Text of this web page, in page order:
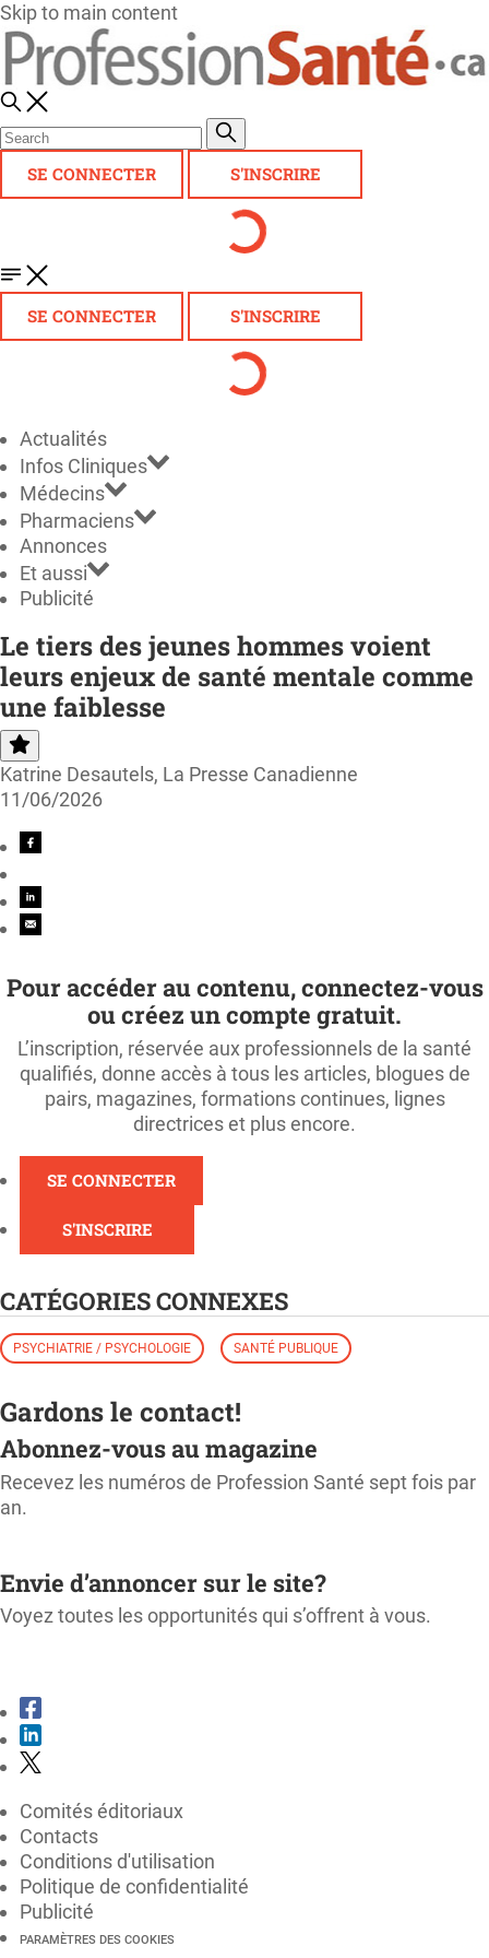
Skip to main content
SE CONNECTER S'INSCRIRE
SE CONNECTER S'INSCRIRE
Actualités
Infos Cliniques
Médecins
Pharmaciens
Annonces
Et aussi
Publicité
Le tiers des jeunes hommes voient
leurs enjeux de santé mentale comme
une faiblesse
Katrine Desautels, La Presse Canadienne
11/06/2026
Pour accéder au contenu, connectez-vous
ou créez un compte gratuit.
L’inscription, réservée aux professionnels de la santé
qualifiés, donne accès à tous les articles, blogues de
pairs, magazines, formations continues, lignes
directrices et plus encore.
SE CONNECTER
S'INSCRIRE
CATÉGORIES CONNEXES
PSYCHIATRIE / PSYCHOLOGIE SANTÉ PUBLIQUE
Gardons le contact!
Abonnez-vous au magazine
Recevez les numéros de Profession Santé sept fois par
an.
Envie d’annoncer sur le site?
Voyez toutes les opportunités qui s’offrent à vous.
Comités éditoriaux
Contacts
Conditions d'utilisation
Politique de confidentialité
Publicité
PARAMÈTRES DES COOKIES